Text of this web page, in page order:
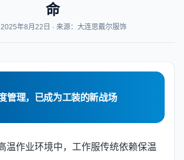
命
年8月22日 · 来源：大连思戴尔服饰
管理，已成为工装的新战场
温作业环境中，工作服传统依赖保温